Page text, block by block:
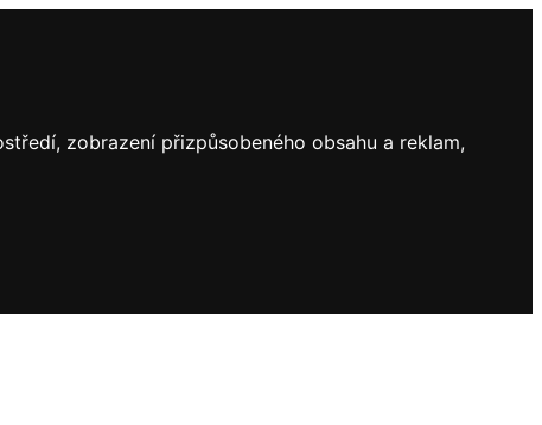
zobrazení přizpůsobeného obsahu a reklam,